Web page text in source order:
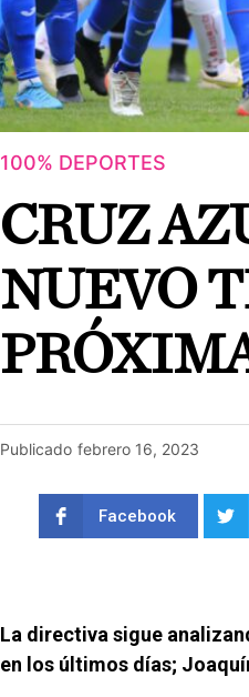
100% DEPORTES
CRUZ
NUEVO
Publicado febrero 16, 2023
Facebook
La directiva sigue
en los últimos días;